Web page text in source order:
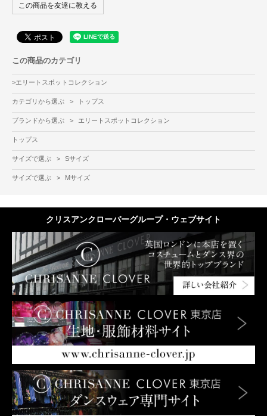
この商品を友達に教える
この商品のカテゴリ
>エリートスポットコレクション
カテゴリから選ぶ > トップス
ブランドから選ぶ > エリートスポットコレクション
トップス
サイズで選ぶ > Sサイズ
サイズで選ぶ > Mサイズ
クリスアンクローバーグループ・ウェブサイト